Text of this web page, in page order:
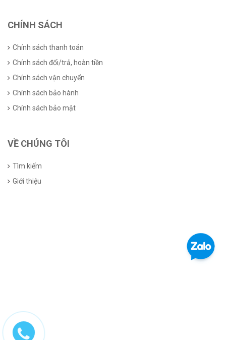
CHÍNH SÁCH
Chính sách thanh toán
Chính sách đổi/trả, hoàn tiền
Chính sách vận chuyển
Chính sách bảo hành
Chính sách bảo mật
VỀ CHÚNG TÔI
Tìm kiếm
Giới thiệu